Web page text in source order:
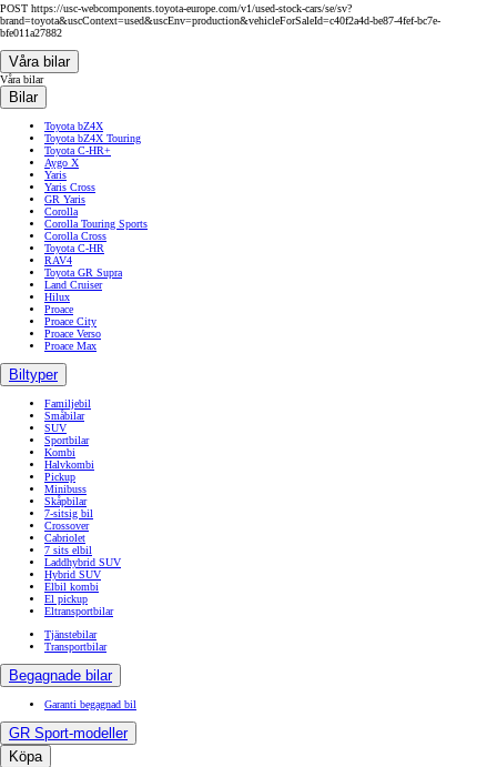
POST https://usc-webcomponents.toyota-europe.com/v1/used-stock-cars/se/sv?
brand=toyota&uscContext=used&uscEnv=production&vehicleForSaleId=c40f2a4d-be87-4fef-bc7e-
bfe011a27882
Våra bilar
Våra bilar
Bilar
Toyota bZ4X
Toyota bZ4X Touring
Toyota C-HR+
Aygo X
Yaris
Yaris Cross
GR Yaris
Corolla
Corolla Touring Sports
Corolla Cross
Toyota C-HR
RAV4
Toyota GR Supra
Land Cruiser
Hilux
Proace
Proace City
Proace Verso
Proace Max
Biltyper
Familjebil
Småbilar
SUV
Sportbilar
Kombi
Halvkombi
Pickup
Minibuss
Skåpbilar
7-sitsig bil
Crossover
Cabriolet
7 sits elbil
Laddhybrid SUV
Hybrid SUV
Elbil kombi
El pickup
Eltransportbilar
Tjänstebilar
Transportbilar
Begagnade bilar
Garanti begagnad bil
GR Sport-modeller
Köpa